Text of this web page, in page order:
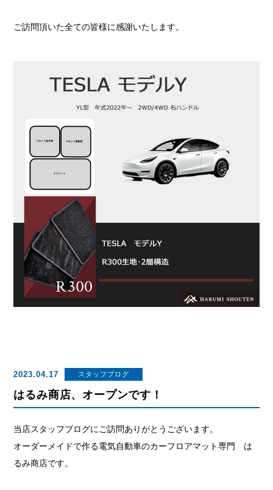
ご訪問頂いた全ての皆様に感謝いたします。
2023.04.17 スタッフブログ
はるみ商店、オープンです！
当店スタッフブログにご訪問ありがとうございます。
オーダーメイドで作る電気自動車のカーフロアマット専門 は
るみ商店です。